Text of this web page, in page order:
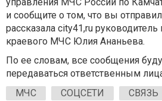
и сообщите о том, что вы
рассказала city41,ru
краевого МЧС Юлия Ананьева.
По ее словам, все сообщения
передаваться ответственным
МЧС
СОЦСЕТИ СВЯЗЬ